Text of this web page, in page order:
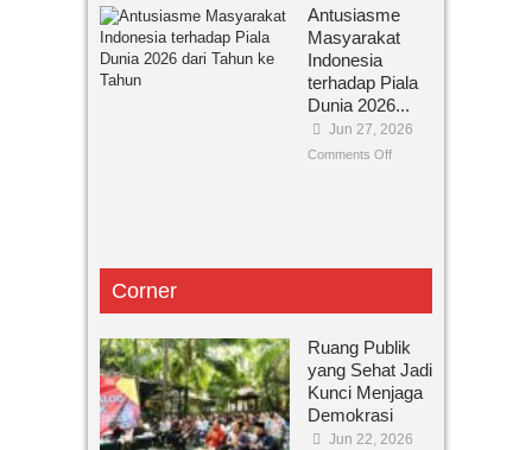
Antusiasme
Masyarakat
Indonesia
terhadap Piala
Dunia 2026...
Jun 27, 2026
Comments Off
Corner
Ruang Publik
yang Sehat Jadi
Kunci Menjaga
Demokrasi
Jun 22, 2026